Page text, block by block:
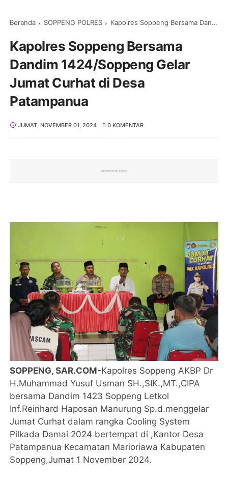
Beranda SOPPENG POLRES Kapolres Soppeng Bersama Dandim 1424/Soppeng Gelar Jumat Curhat di Desa Patampanua
Kapolres Soppeng Bersama
Dandim 1424/Soppeng Gelar
Jumat Curhat di Desa
Patampanua
JUMAT, NOVEMBER 01, 2024 0 KOMENTAR
SOPPENG, SAR.COM-Kapolres Soppeng AKBP Dr
H.Muhammad Yusuf Usman SH.,SIK.,MT.,CIPA
bersama Dandim 1423 Soppeng Letkol
Inf.Reinhard Haposan Manurung Sp.d.menggelar
Jumat Curhat dalam rangka Cooling System
Pilkada Damai 2024 bertempat di ,Kantor Desa
Patampanua Kecamatan Marioriawa Kabupaten
Soppeng,Jumat 1 November 2024.